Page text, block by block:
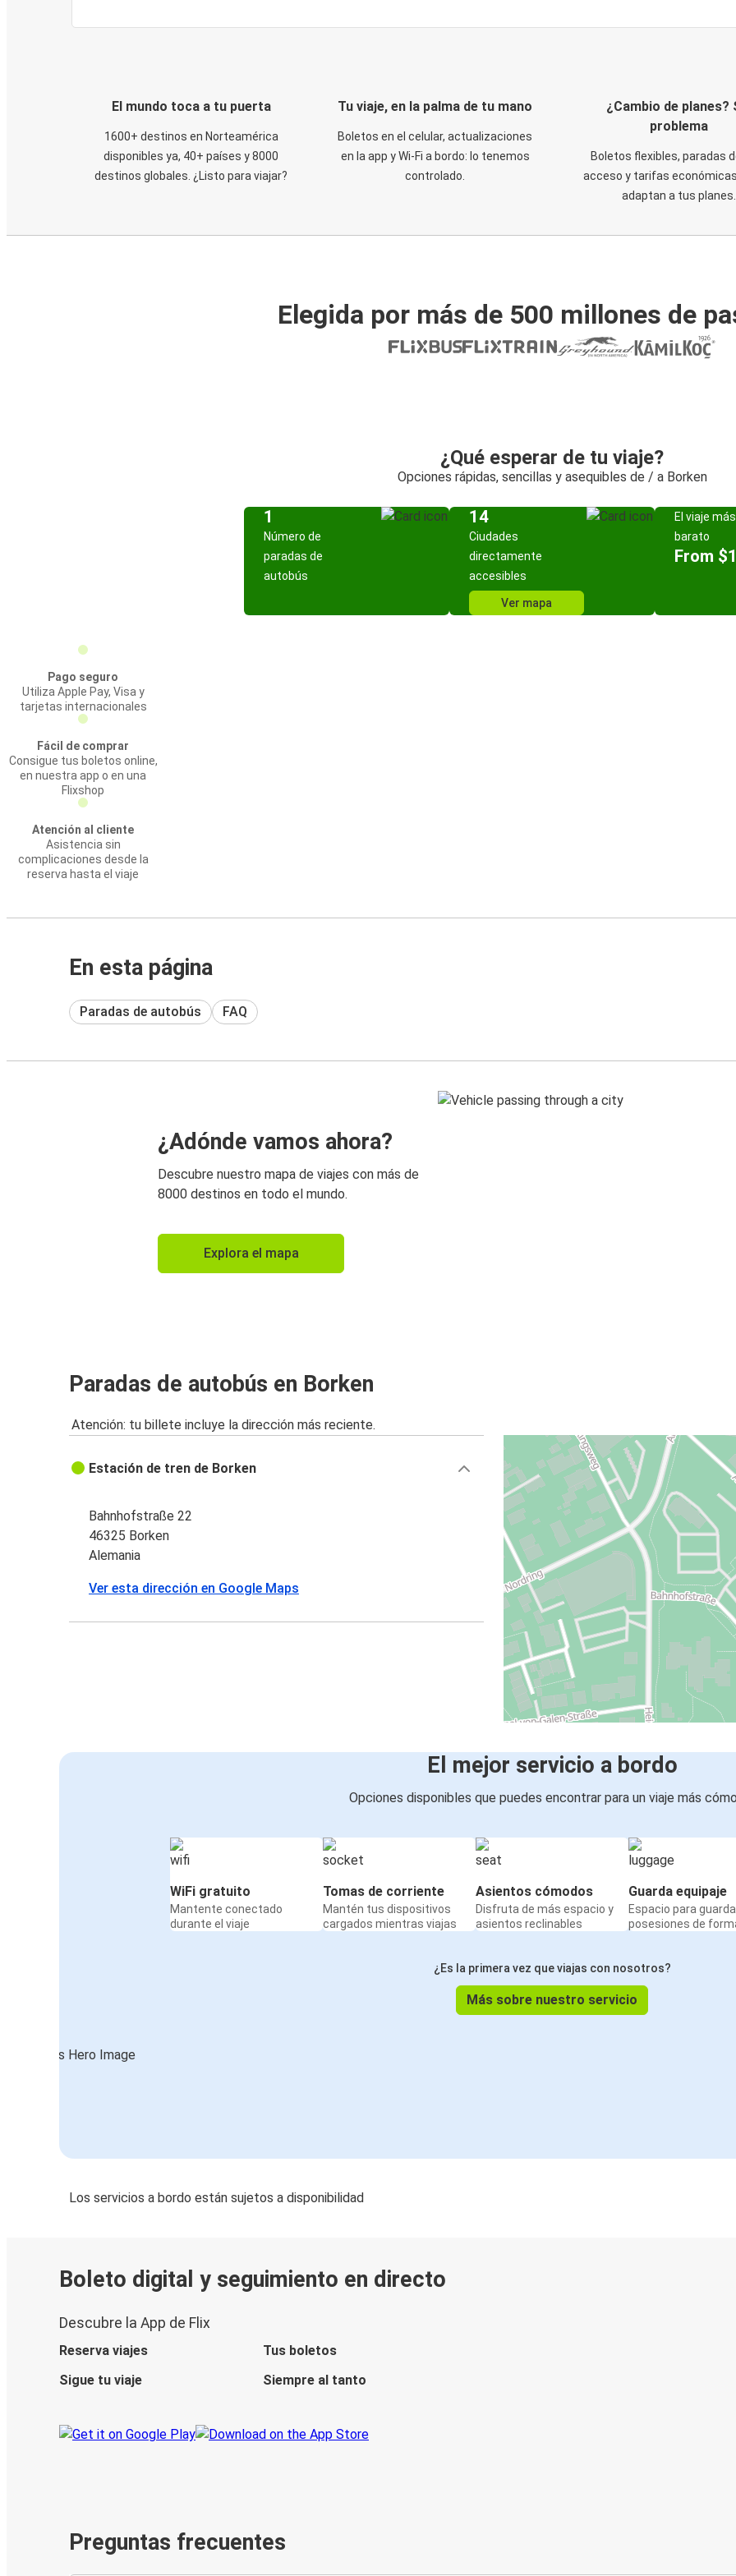
El mundo toca a tu puerta
1600+ destinos en Norteamérica
disponibles ya, 40+ países y 8000
destinos globales. ¿Listo para viajar?
Tu viaje, en la palma de tu mano
Boletos en el celular, actualizaciones
en la app y Wi-Fi a bordo: lo tenemos
controlado.
¿Cambio de planes?
problema
Boletos flexibles, paradas
acceso y tarifas
adaptan a tus planes.
Elegida por más de 500 millones de
¿Qué esperar de tu viaje?
Opciones rápidas, sencillas y asequibles de / a Borken
1
Número de
paradas de
autobús
14
Ciudades
directamente
accesibles
Ver mapa
El viaje más
barato
From
Pago seguro
Utiliza Apple Pay, Visa y
tarjetas internacionales
Fácil de comprar
Consigue tus boletos online,
en nuestra app o en una
Flixshop
Atención al cliente
Asistencia sin
complicaciones desde la
reserva hasta el viaje
En esta página
Paradas de autobús FAQ
¿Adónde vamos ahora?
Descubre nuestro mapa de viajes con más de
8000 destinos en todo el mundo.
Explora el mapa
Paradas de autobús en Borken
Atención: tu billete incluye la dirección más reciente.
Estación de tren de Borken
Bahnhofstraße 22
46325 Borken
Alemania
Ver esta dirección en Google Maps
El mejor servicio a bordo
Opciones disponibles que puedes encontrar para un viaje más
WiFi gratuito
Mantente conectado
durante el viaje
Tomas de corriente
Mantén tus dispositivos
cargados mientras viajas
Asientos cómodos
Disfruta de más espacio y
asientos reclinables
Guarda equipaje
Espacio para
posesiones de
¿Es la primera vez que viajas con nosotros?
Más sobre nuestro servicio
Los servicios a bordo están sujetos a disponibilidad
Boleto digital y seguimiento en directo
Descubre la App de Flix
Reserva viajes
Tus boletos
Sigue tu viaje
Siempre al tanto
Preguntas frecuentes